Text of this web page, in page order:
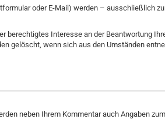
oder E-Mail) werden – ausschließlich
berechtigtes Interesse an der Beantwortung
gelöscht, wenn sich aus den Umständen
neben Ihrem Kommentar auch Angaben